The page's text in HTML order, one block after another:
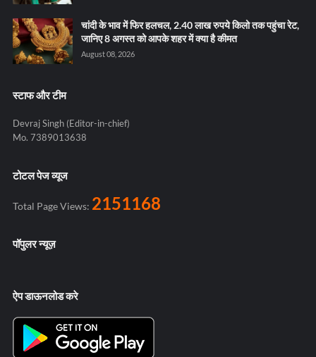
चांदी के भाव में फिर हलचल, 2.40 लाख रुपये किलो तक पहुंचा रेट,
जानिए 8 अगस्त को आपके शहर में क्या है कीमत
August 08, 2026
स्टाफ और टीम
Devraj Singh (Editor-in-chief)
Mo. 7389013638
टोटल पेज व्यूज
Total Page Views: 2151168
पॉपुलर न्यूज़
ऐप डाऊनलोड करे